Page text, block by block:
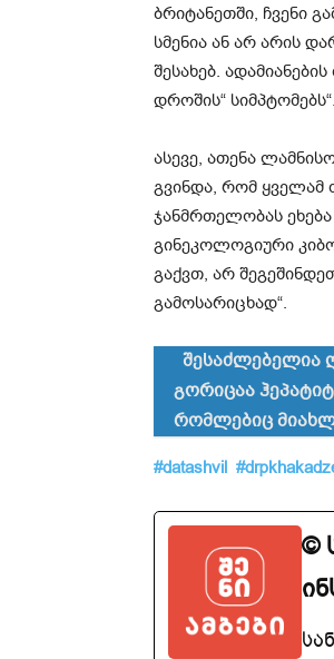
ბრიტანეთში, ჩვენი
სმენია ან არ არის
შესახებ.
დროშის“ სიმპტომებს“.
ასევე, ათენა
გვინდა, რომ
ჯანმრთელობას
გინეკოლოგიური
გაქვთ, არ
გამოსარიცხად“.
შე­­­­სა­­­ძ­­­­ლე­­­ბელია
გორიცაა
რომლებიც
#datashvil
©